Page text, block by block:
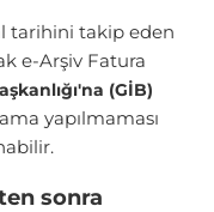
tarihini takip eden
e-Arşiv Fatura
(GİB)
yapılmaması
sonra